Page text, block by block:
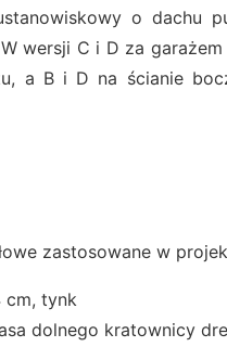
o dachu
wersji C i D za
a B i D na ścianie
zastosowane w
cm, tynk
dolnego kratownicy